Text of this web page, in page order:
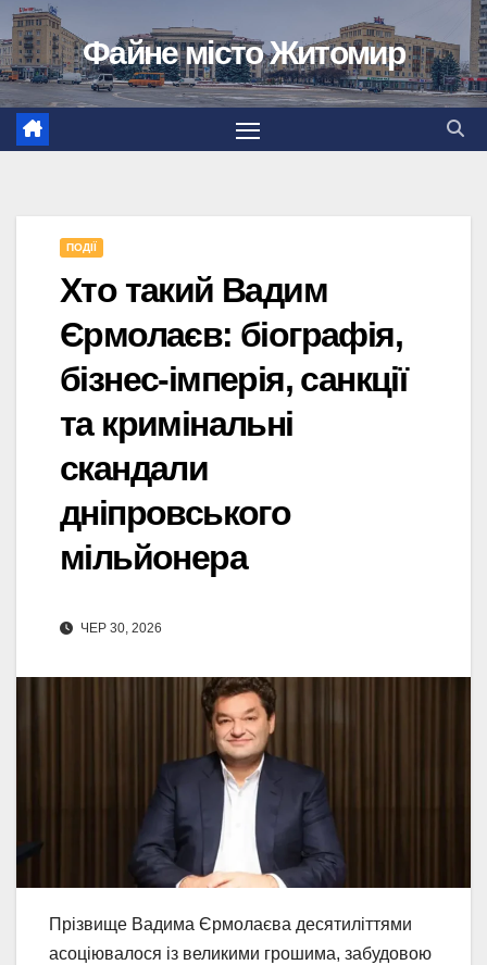
Перейти
до
вмісту
Файне місто Житомир
ПОДІЇ
Хто такий Вадим
Єрмолаєв: біографія,
бізнес-імперія, санкції
та кримінальні
скандали
дніпровського
мільйонера
ЧЕР 30, 2026
Прізвище Вадима Єрмолаєва десятиліттями
асоціювалося із великими грошима, забудовою